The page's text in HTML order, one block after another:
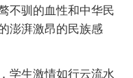
不驯的血性和中华民
澎湃激昂的民族感
学生激情如行云流水